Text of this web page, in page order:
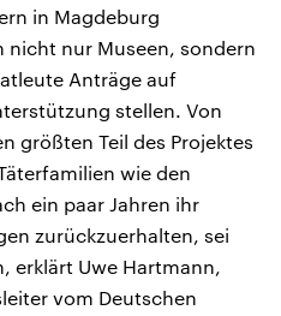
in Magdeburg
nur Museen, sondern
Anträge auf
stellen. Von
größten Teil des Projektes
wie den
ein paar Jahren ihr
zurückzuerhalten, sei
erklärt Uwe Hartmann,
vom Deutschen